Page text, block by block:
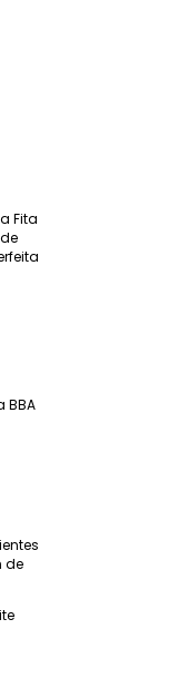
Fita
BBA
de